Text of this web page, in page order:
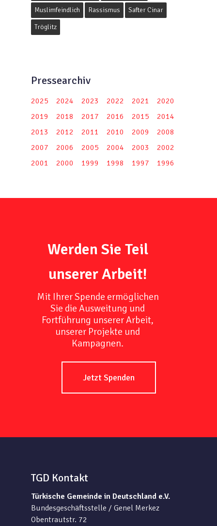
Muslimfeindlich Rassismus Safter Cinar
Tröglitz
Pressearchiv
2025 2024 2023 2022 2021
2020
2019
2018 2017 2016 2015
2014
2013
2012 2011 2010 2009
2008
2007
2006 2005 2004 2003
2002
2001
2000 1999 1998 1997 1996
Werden Sie Teil
unserer Arbeit!
Mit Ihrer Spende ermöglichen
Sie die Ausweitung und
Fortführung unserer Arbeit,
unserer Projekte und
Kampagnen.
Jetzt Spenden
TGD Kontakt
Türkische Gemeinde in Deutschland e.V.
Bundesgeschäftsstelle / Genel Merkez
Obentrautstr. 72